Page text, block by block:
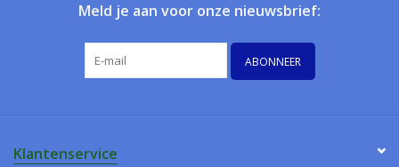
Meld je aan voor onze nieuwsbrief:
ABONNEER
Klantenservice